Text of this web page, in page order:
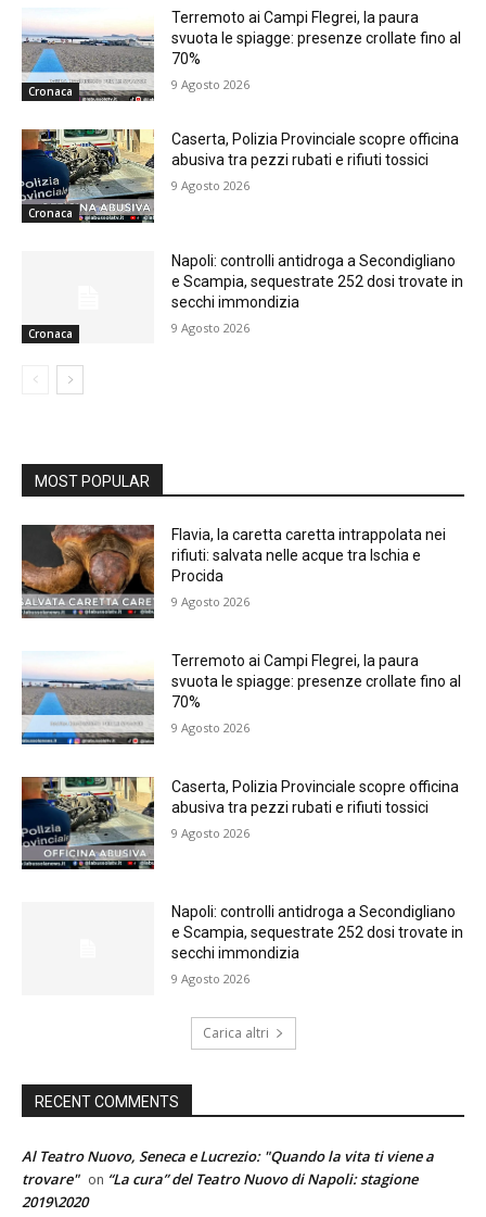
Cronaca
Terremoto ai Campi Flegrei, la paura
svuota le spiagge: presenze crollate fino al
70%
9 Agosto 2026
Cronaca
Caserta, Polizia Provinciale scopre officina
abusiva tra pezzi rubati e rifiuti tossici
9 Agosto 2026
Cronaca
Napoli: controlli antidroga a Secondigliano
e Scampia, sequestrate 252 dosi trovate in
secchi immondizia
9 Agosto 2026
MOST POPULAR
Flavia, la caretta caretta intrappolata nei
rifiuti: salvata nelle acque tra Ischia e
Procida
9 Agosto 2026
Terremoto ai Campi Flegrei, la paura
svuota le spiagge: presenze crollate fino al
70%
9 Agosto 2026
Caserta, Polizia Provinciale scopre officina
abusiva tra pezzi rubati e rifiuti tossici
9 Agosto 2026
Napoli: controlli antidroga a Secondigliano
e Scampia, sequestrate 252 dosi trovate in
secchi immondizia
9 Agosto 2026
Carica altri
RECENT COMMENTS
Al Teatro Nuovo, Seneca e Lucrezio: "Quando la vita ti viene a
trovare" on “La cura” del Teatro Nuovo di Napoli: stagione
2019\2020